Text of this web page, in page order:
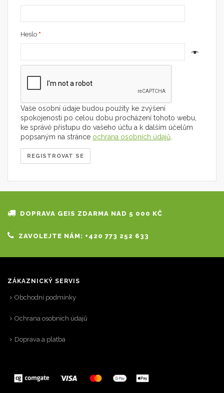
Heslo *
Vaše osobní údaje budou použity ke zvýšení
spokojenosti po celou dobu procházení tohoto webu,
ke správě přístupu do vašeho účtu a k dalším účelům
popsaným na stránce ochrana osobních údajů
REGISTROVAT SE
DOPRAVA GEIS ZDARMA NAD 5 000 KČ
ZAVOLEJTE NÁM: +420 773 252 633
ZÁKAZNICKÝ SERVIS
Obchodní podmínky
Ochrana osobních údajů
Doprava a platba